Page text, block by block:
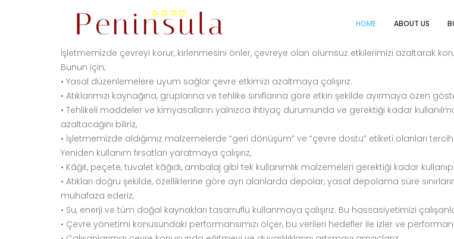
HOME ABOUT US
Çevre Koruma ve Atık Yönetimi Politikası
İşletmemizde çevreyi korur, kirlenmesini önler, çevreye olan olumsuz etkilerimizi azaltarak
Bunun için;
• Yasal düzenlemelere uyum sağlar çevre etkimizi azaltmaya çalışırız.
• Atıklarımızı kaynağına, gruplarına ve tehlike sınıflarına göre etkin şekilde ayırmaya özen
• Tehlikeli maddeler ve kimyasalların yalnızca ihtiyaç durumunda ve gerektiği kadar
azaltacağını biliriz,
• İşletmemizde aldığımız malzemelerde “geri dönüşüm” ve “çevre dostu” etiketi olanları
Yeniden kullanım fırsatları yaratmaya çalışırız,
• Kâğıt, peçete, tuvalet kâğıdı, ambalaj gibi tek kullanımlık malzemeleri gerektiği kadar
• Atıkları doğru şekilde, özelliklerine göre ayrı alanlarda depolar, yasal depolama süre
muhafaza ederiz,
• Su, enerji ve tüm doğal kaynakları tasarruflu kullanmaya çalışırız. Bu hassasiyetimizi
• Çevre yönetimi konusundaki performansımızı ölçer, bu verileri hedefler ile izler ve